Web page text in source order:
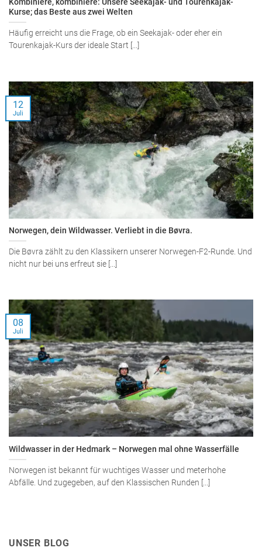
Kombiniere, kombiniere: Unsere Seekajak- und Tourenkajak-
Kurse; das Beste aus zwei Welten
Häufig erreicht uns die Frage, ob ein Seekajak- oder eher ein
Tourenkajak-Kurs der ideale Start [...]
Norwegen, dein Wildwasser. Verliebt in die Bøvra.
Die Bøvra zählt zu den Klassikern unserer Norwegen-F2-Runde. Und
nicht nur bei uns erfreut sie [...]
12
Juli
Wildwasser in der Hedmark – Norwegen mal ohne Wasserfälle
Norwegen ist bekannt für wuchtiges Wasser und meterhohe
Abfälle. Und zugegeben, auf den Klassischen Runden [...]
08
Juli
UNSER BLOG